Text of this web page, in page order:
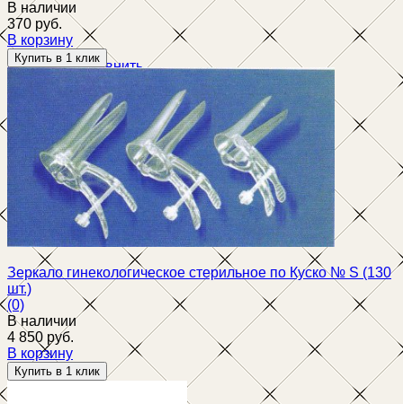
избранное сравнить
В наличии
370 руб.
В корзину
Зеркало гинекологическое стерильное по Куско № S (130
шт.)
(0)
В наличии
4 850 руб.
В корзину